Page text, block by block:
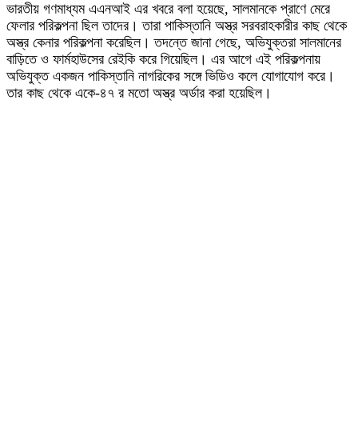
ভারতীয় গণমাধ্যম এএনআই এর খবরে বলা হয়েছে, সালমানকে প্রাণে মেরে
ফেলার পরিকল্পনা ছিল তাদের। তারা পাকিস্তানি অস্ত্র সরবরাহকারীর কাছ থেকে
অস্ত্র কেনার পরিকল্পনা করেছিল। তদন্তে জানা গেছে, অভিযুক্তরা সালমানের
বাড়িতে ও ফার্মহাউসের রেইকি করে গিয়েছিল। এর আগে এই পরিকল্পনায়
অভিযুক্ত একজন পাকিস্তানি নাগরিকের সঙ্গে ভিডিও কলে যোগাযোগ করে।
তার কাছ থেকে একে-৪৭ র মতো অস্ত্র অর্ডার করা হয়েছিল।